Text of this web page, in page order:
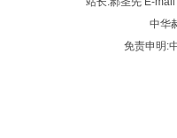
中华
免责申明: